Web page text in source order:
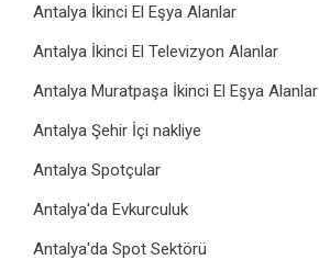
Antalya İkinci El Eşya Alanlar
Antalya İkinci El Televizyon Alanlar
Antalya Muratpaşa İkinci El Eşya Alanlar
Antalya Şehir İçi nakliye
Antalya Spotçular
Antalya'da Evkurculuk
Antalya'da Spot Sektörü